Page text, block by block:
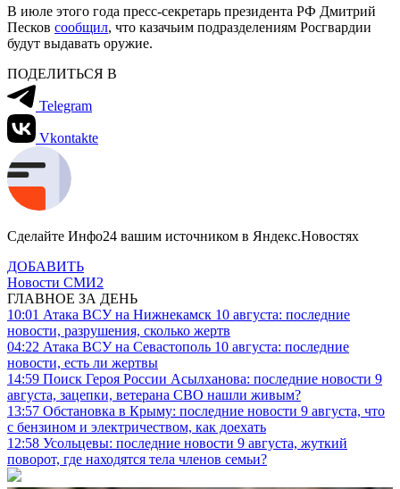
В июле этого года пресс-секретарь президента РФ Дмитрий
Песков сообщил, что казачьим подразделениям Росгвардии
будут выдавать оружие.
ПОДЕЛИТЬСЯ В
Telegram
Vkontakte
Сделайте Инфо24 вашим источником в Яндекс.Новостях
ДОБАВИТЬ
Новости СМИ2
ГЛАВНОЕ ЗА ДЕНЬ
10:01 Атака ВСУ на Нижнекамск 10 августа: последние
новости, разрушения, сколько жертв
04:22 Атака ВСУ на Севастополь 10 августа: последние
новости, есть ли жертвы
14:59 Поиск Героя России Асылханова: последние новости 9
августа, зацепки, ветерана СВО нашли живым?
13:57 Обстановка в Крыму: последние новости 9 августа, что
с бензином и электричеством, как доехать
12:58 Усольцевы: последние новости 9 августа, жуткий
поворот, где находятся тела членов семьи?